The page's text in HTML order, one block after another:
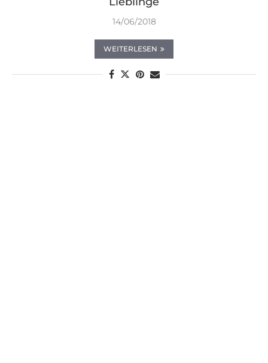
14/06/2018
WEITERLESEN